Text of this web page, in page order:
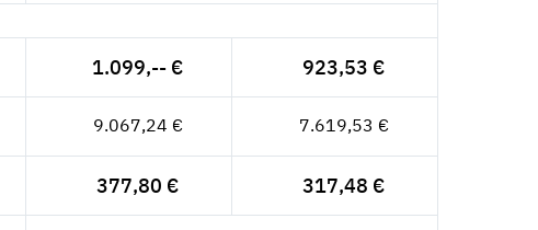
1.099,-- € 923,53 €
9.067,24 € 7.619,53 €
377,80 € 317,48 €